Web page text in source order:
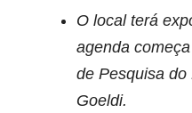
O local terá
agenda
de Pesquisa
Goeldi.